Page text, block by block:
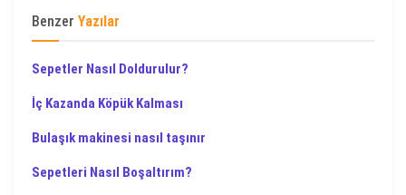
Benzer Yazılar
Sepetler Nasıl Doldurulur?
İç Kazanda Köpük Kalması
Bulaşık makinesi nasıl taşınır
Sepetleri Nasıl Boşaltırım?